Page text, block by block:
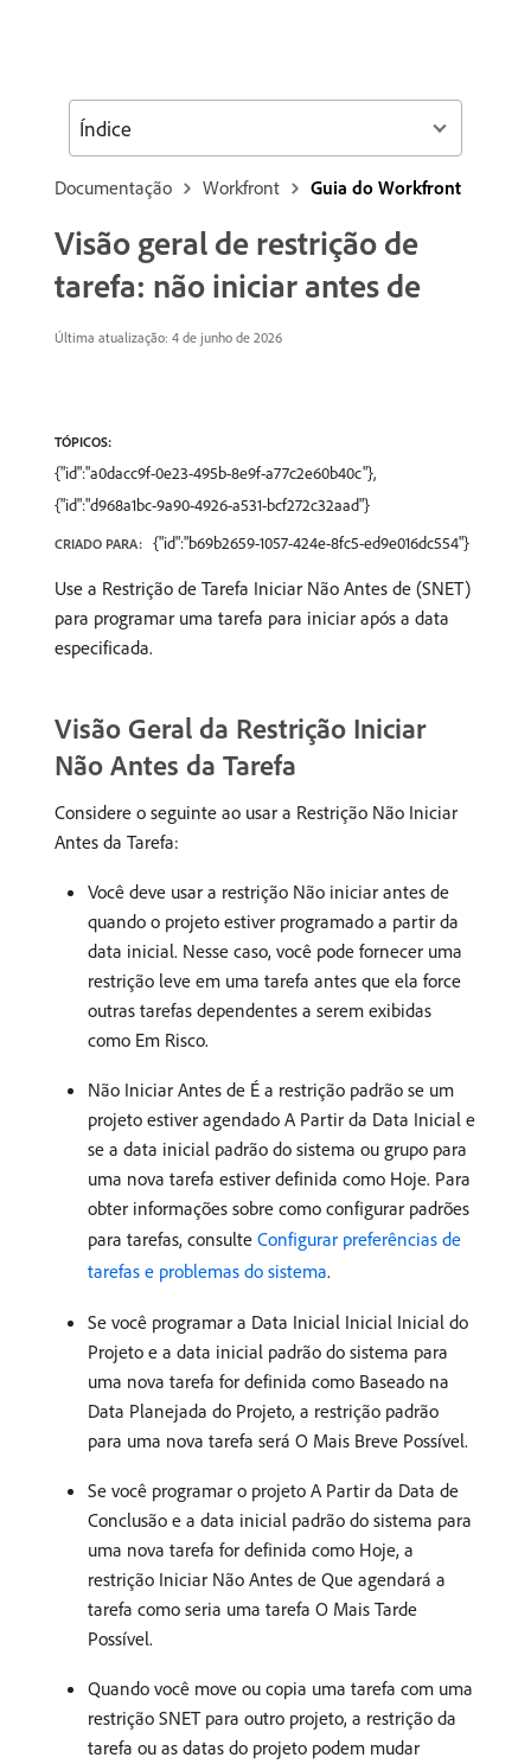
Documentação Workfront Guia do Workfront
Visão geral de restrição de
tarefa: não iniciar antes de
Última atualização: 4 de junho de 2026
TÓPICOS:
{"id":"a0dacc9f-0e23-495b-8e9f-a77c2e60b40c"},
{"id":"d968a1bc-9a90-4926-a531-bcf272c32aad"}
CRIADO PARA: {"id":"b69b2659-1057-424e-8fc5-ed9e016dc554"}
Use a Restrição de Tarefa Iniciar Não Antes de (SNET)
para programar uma tarefa para iniciar após a data
especificada.
Visão Geral da Restrição Iniciar
Não Antes da Tarefa
Considere o seguinte ao usar a Restrição Não Iniciar
Antes da Tarefa:
Você deve usar a restrição Não iniciar antes de
quando o projeto estiver programado a partir da
data inicial. Nesse caso, você pode fornecer uma
restrição leve em uma tarefa antes que ela force
outras tarefas dependentes a serem exibidas
como Em Risco.
Não Iniciar Antes de É a restrição padrão se um
projeto estiver agendado A Partir da Data Inicial e
se a data inicial padrão do sistema ou grupo para
uma nova tarefa estiver definida como Hoje. Para
obter informações sobre como configurar padrões
para tarefas, consulte Configurar preferências de
tarefas e problemas do sistema.
Se você programar a Data Inicial Inicial Inicial do
Projeto e a data inicial padrão do sistema para
uma nova tarefa for definida como Baseado na
Data Planejada do Projeto, a restrição padrão
para uma nova tarefa será O Mais Breve Possível.
Se você programar o projeto A Partir da Data de
Conclusão e a data inicial padrão do sistema para
uma nova tarefa for definida como Hoje, a
restrição Iniciar Não Antes de Que agendará a
tarefa como seria uma tarefa O Mais Tarde
Possível.
Quando você move ou copia uma tarefa com uma
restrição SNET para outro projeto, a restrição da
tarefa ou as datas do projeto podem mudar
Índice